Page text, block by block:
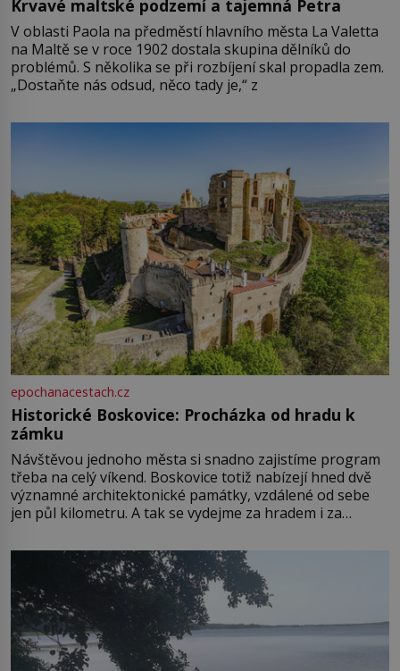
Krvavé maltské podzemí a tajemná Petra
V oblasti Paola na předměstí hlavního města La Valetta
na Maltě se v roce 1902 dostala skupina dělníků do
problémů. S několika se při rozbíjení skal propadla zem.
„Dostaňte nás odsud, něco tady je,“ z
epochanacestach.cz
Historické Boskovice: Procházka od hradu k
zámku
Návštěvou jednoho města si snadno zajistíme program
třeba na celý víkend. Boskovice totiž nabízejí hned dvě
významné architektonické památky, vzdálené od sebe
jen půl kilometru. A tak se vydejme za hradem i za
Boskovice na okraji Drahanské vrchoviny vznikla někdy
ve13. století, a už v roce 1313 kronikáři zaznamenali